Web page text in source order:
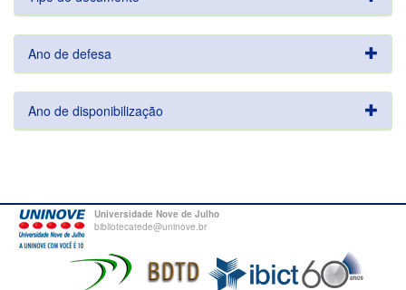
Ano de defesa
Ano de disponibilização
Universidade Nove de Julho
bibliotecatede@uninove.br